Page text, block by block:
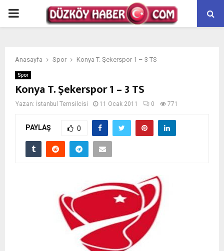
PRIMARY
Anasayfa Spor Konya T. Şekerspor 1 – 3 TS
Spor
Konya T. Şekerspor 1 – 3 TS
Yazan: İstanbul Temsilcisi 11 Ocak 2011 0 771
PAYLAŞ 0